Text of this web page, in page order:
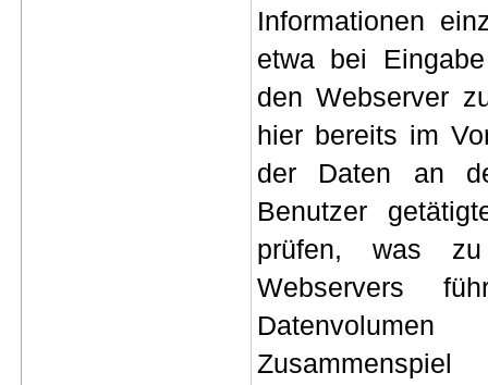
Informationen
etwa bei
den Webserver
hier bereits im
der Daten an
Benutzer
prüfen, was
Webservers